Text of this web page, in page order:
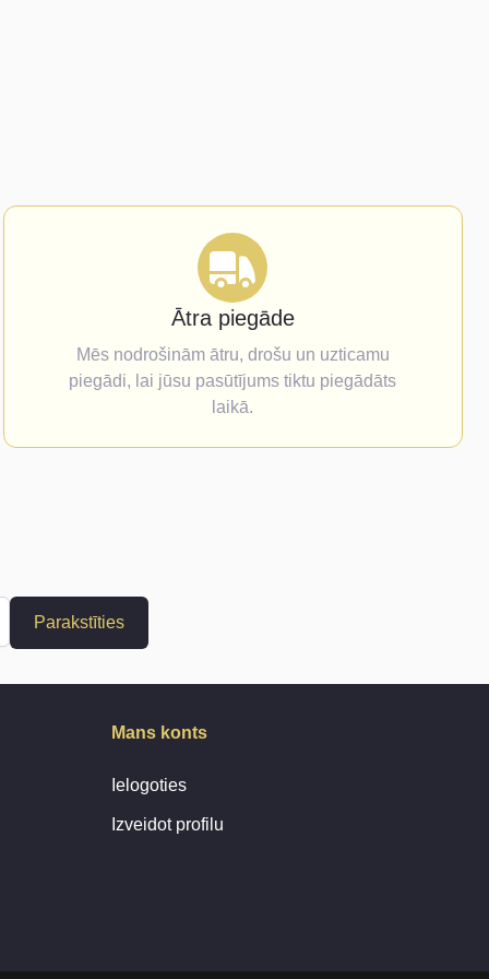
Ātra piegāde
Mēs nodrošinām ātru, drošu un uzticamu
piegādi, lai jūsu pasūtījums tiktu piegādāts
laikā.
Parakstīties
Mans konts
Ielogoties
Izveidot profilu